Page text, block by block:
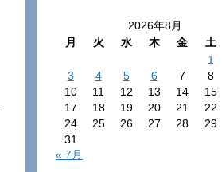
2026年8月
月
火 水 木 金 土
1
3
4 5 6 7 8
10
11 12 13 14 15
17
18 19 20 21 22
24
25 26 27 28 29
31
« 7月